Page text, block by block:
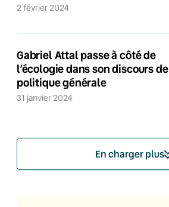
2 février 2024
Gabriel Attal passe à côté de
l’écologie dans son discours de
politique générale
31 janvier 2024
En charger plus